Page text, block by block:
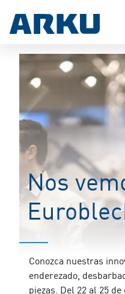
Nos
Conozca nuestras
enderezado,
piezas. Del 22 al 25